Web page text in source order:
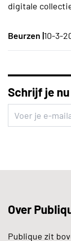
digitale
Beurzen |10-3-
Schrijf je
Over
Publique zit